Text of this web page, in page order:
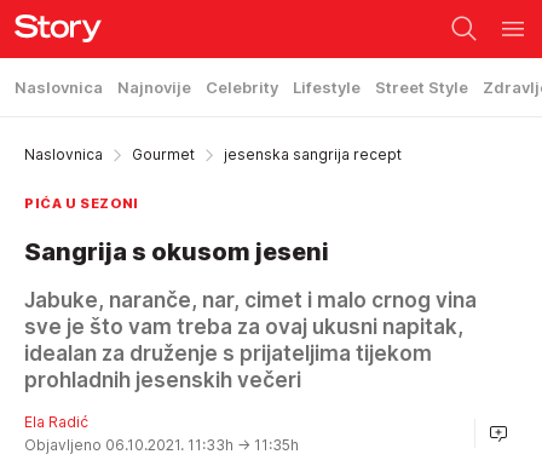
Naslovnica Najnovije Celebrity Lifestyle Street Style
Naslovnica Gourmet jesenska sangrija recept
PIĆA U SEZONI
Sangrija s okusom jeseni
Jabuke, naranče, nar, cimet i malo crnog vina
sve je što vam treba za ovaj ukusni napitak,
idealan za druženje s prijateljima tijekom
prohladnih jesenskih večeri
Ela Radić
Objavljeno 06.10.2021. 11:33h → 11:35h